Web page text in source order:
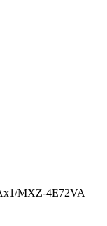
MXZ-4E72VA